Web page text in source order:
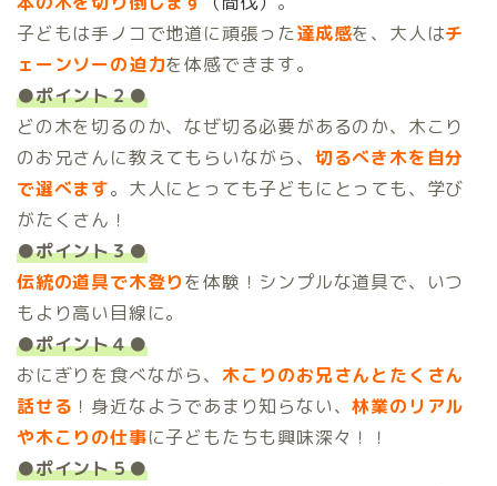
子どもは手ノコで地道に頑張った達成感を、大人はチ
ェーンソーの迫力を体感できます。
●ポイント２●
どの木を切るのか、なぜ切る必要があるのか、木こり
のお兄さんに教えてもらいながら、 切るべき木を自分
で選べます。大人にとっても子どもにとっても、学び
がたくさん！
●ポイント３●
伝統の道具で木登りを体験！シンプルな道具で、いつ
もより高い目線に。
●ポイント４●
おにぎりを食べながら、 木こりのお兄さんとたくさん
話せる ！身近なようであまり知らない、林業のリアル
や木こりの仕事に子どもたちも興味深々！！
●ポイント５●